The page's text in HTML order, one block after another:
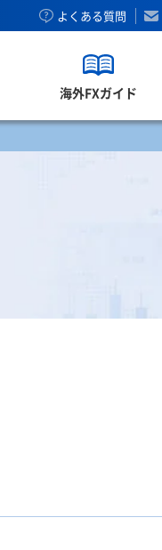
よくある質問
海外FXガイド